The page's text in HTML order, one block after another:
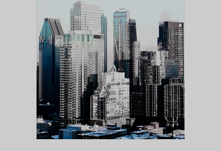
UNCATEGORIZED
Wolfgang Amadeus Mozart - Eine Kleine
Nachtmusik
Mar 23, 2026